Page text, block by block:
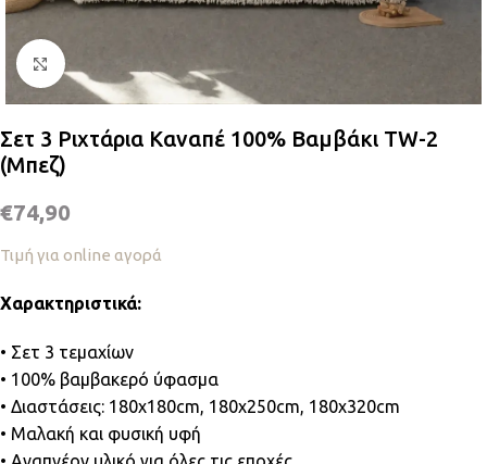
Κλικ για μεγέθυνση
Σετ 3 Ριχτάρια Καναπέ 100% Βαμβάκι TW-2
(Μπεζ)
€74,90
Τιμή για online αγορά
Χαρακτηριστικά:
• Σετ 3 τεμαχίων
• 100% βαμβακερό ύφασμα
• Διαστάσεις: 180x180cm, 180x250cm, 180x320cm
• Μαλακή και φυσική υφή